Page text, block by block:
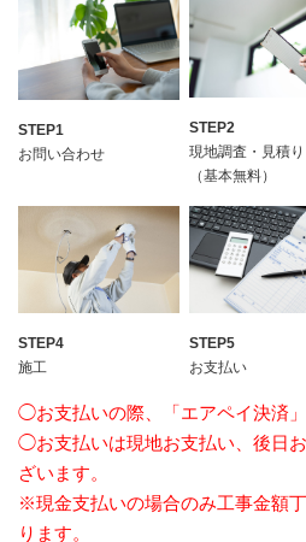
STEP1
お問い合わせ
STEP2
現地調査・見積り
（基本無料）
STEP4
施工
STEP5
お支払い
◯お支払いの際、「エアペイ決済」
◯お支払いは現地お支払い、後日
ざいます。
※現金支払いの場合のみ工事金額
ります。